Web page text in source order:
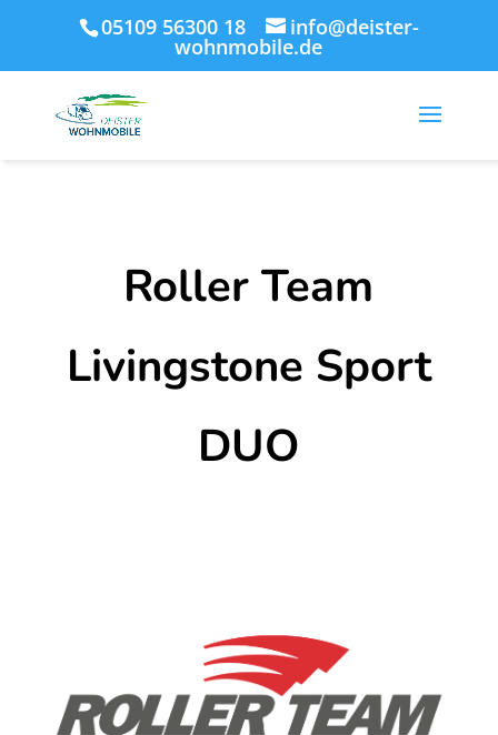
05109 56300 18 info@deister-
wohnmobile.de
Roller Team
Livingstone Sport
DUO